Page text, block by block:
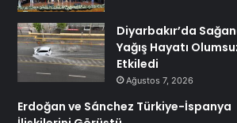
Diyarbakır’da
Yağış Hayatı
Etkiledi
Ağustos 7, 2026
Erdoğan ve Sánchez Türkiye-İspanya